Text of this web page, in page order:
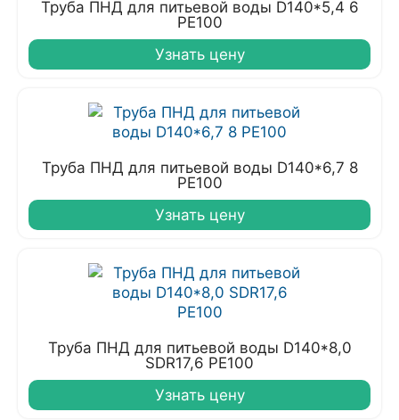
Труба ПНД для питьевой воды D140*5,4 6
PE100
Узнать цену
Труба ПНД для питьевой воды D140*6,7 8
PE100
Узнать цену
Труба ПНД для питьевой воды D140*8,0
SDR17,6 PE100
Узнать цену